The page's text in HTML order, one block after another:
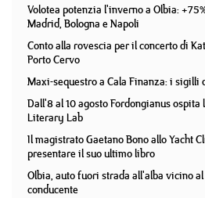
Volotea potenzia l'inverno a Olbia:
Madrid, Bologna e Napoli
Conto alla rovescia per il concerto di
Porto Cervo
Maxi-sequestro a Cala Finanza: i sigilli
Dall'8 al 10 agosto Fordongianus
Literary Lab
Il magistrato Gaetano Bono allo Yacht
presentare il suo ultimo libro
Olbia, auto fuori strada all'alba vicino
conducente